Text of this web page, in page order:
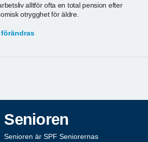
alltför ofta en total pension efter
otrygghet för äldre.
Senioren
Senioren är SPF Seniorernas